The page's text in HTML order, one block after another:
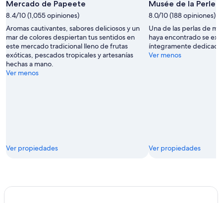
Mercado de Papeete
8.4/10 (1,055 opiniones)
Aromas cautivantes, sabores deliciosos y un
mar de colores despiertan tus sentidos en
este mercado tradicional lleno de frutas
exóticas, pescados tropicales y artesanías
hechas a mano.
Ver menos
Ver propiedades
Musée de la Perle
8.0/10 (188 opiniones)
Una de las perlas de
haya encontrado se
íntegramente dedicado
Ver menos
Ver propiedades